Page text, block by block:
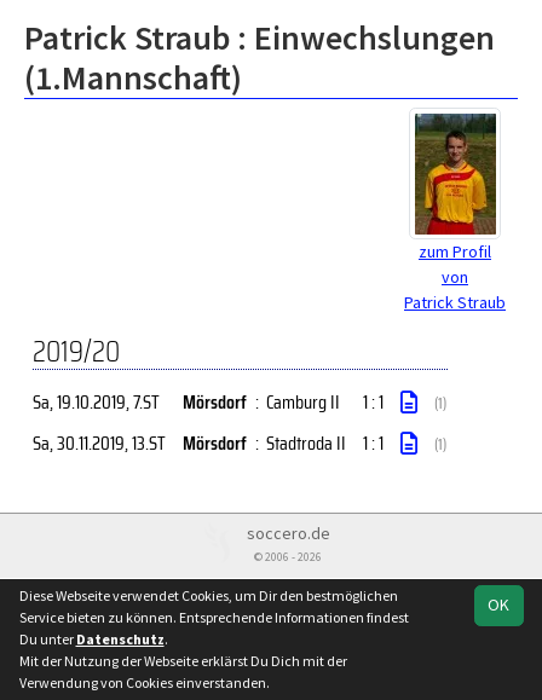
Patrick Straub : Einwechslungen
(1.Mannschaft)
zum Profil
von
Patrick Straub
2019/20
Sa, 19.10.2019, 7.ST Mörsdorf : Camburg II 1 : 1 (1)
Sa, 30.11.2019, 13.ST Mörsdorf : Stadtroda II 1 : 1 (1)
soccero.de
© 2006 - 2026
Besucherstatistik Kontakt Impressum Datenschutz
OK
Diese Webseite verwendet Cookies, um Dir den bestmöglichen
Service bieten zu können. Entsprechende Informationen findest
Du unter Datenschutz.
Mit der Nutzung der Webseite erklärst Du Dich mit der
Verwendung von Cookies einverstanden.